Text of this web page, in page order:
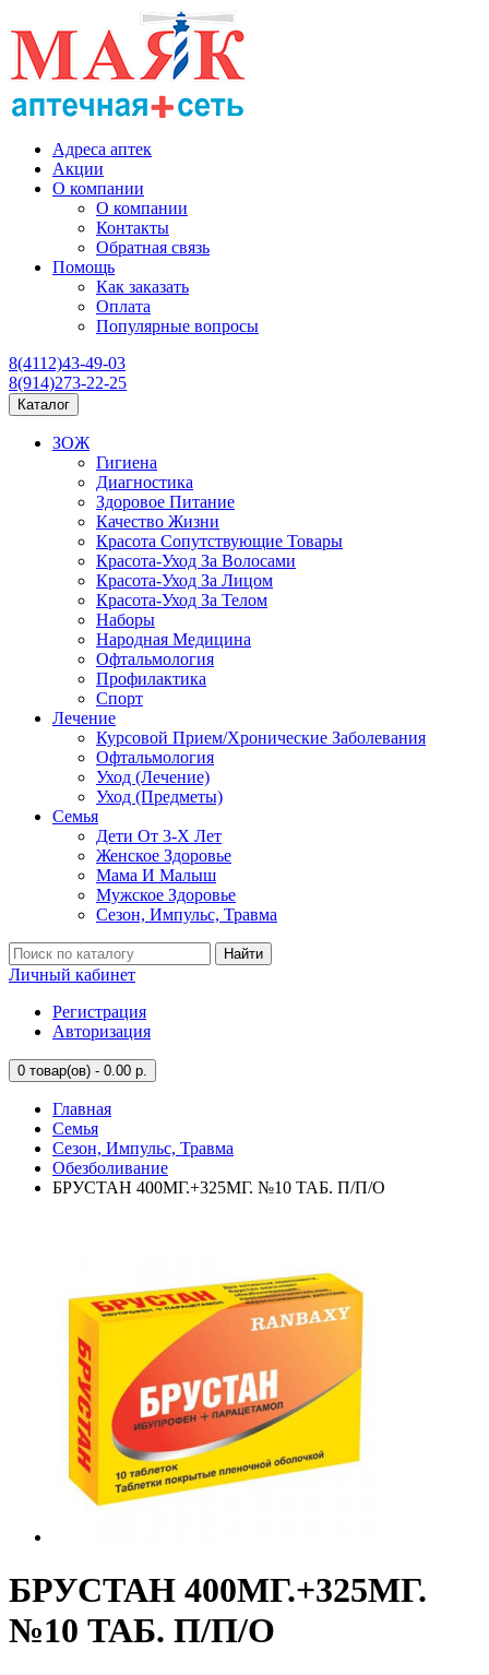
Адреса аптек
Акции
О компании
О компании
Контакты
Обратная связь
Помощь
Как заказать
Оплата
Популярные вопросы
8(4112)43-49-03
8(914)273-22-25
Каталог
ЗОЖ
Гигиена
Диагностика
Здоровое Питание
Качество Жизни
Красота Сопутствующие Товары
Красота-Уход За Волосами
Красота-Уход За Лицом
Красота-Уход За Телом
Наборы
Народная Медицина
Офтальмология
Профилактика
Спорт
Лечение
Курсовой Прием/Хронические Заболевания
Офтальмология
Уход (Лечение)
Уход (Предметы)
Семья
Дети От 3-Х Лет
Женское Здоровье
Мама И Малыш
Мужское Здоровье
Сезон, Импульс, Травма
Найти
Личный кабинет
Регистрация
Авторизация
0 товар(ов) - 0.00 р.
Главная
Семья
Сезон, Импульс, Травма
Обезболивание
БРУСТАН 400МГ.+325МГ. №10 ТАБ. П/П/О
БРУСТАН 400МГ.+325МГ.
№10 ТАБ. П/П/О